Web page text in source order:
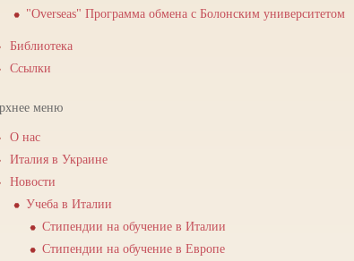
"Overseas" Программа обмена с Болонским университетом
Библиотека
Ссылки
меню
О нас
Италия в Украине
Новости
Учеба в Италии
Стипендии на обучение в Италии
Стипендии на обучение в Европе